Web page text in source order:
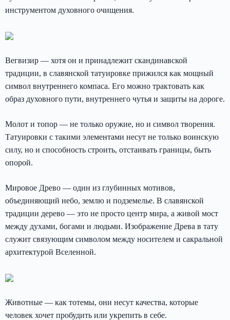
инструментом духовного очищения.
Вегвизир — хотя он и принадлежит скандинавской
традиции, в славянской татуировке прижился как мощный
символ внутреннего компаса. Его можно трактовать как
образ духовного пути, внутреннего чутья и защиты на дороге.
Молот и топор — не только оружие, но и символ творения.
Татуировки с такими элементами несут не только воинскую
силу, но и способность строить, отстаивать границы, быть
опорой.
Мировое Древо — один из глубинных мотивов,
объединяющий небо, землю и подземелье. В славянской
традиции дерево — это не просто центр мира, а живой мост
между духами, богами и людьми. Изображение Древа в тату
служит связующим символом между носителем и сакральной
архитектурой Вселенной.
Животные — как тотемы, они несут качества, которые
человек хочет пробудить или укрепить в себе.